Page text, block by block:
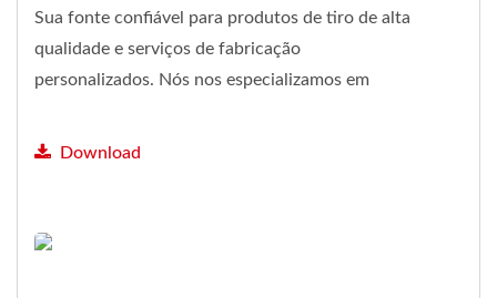
Sua fonte confiável para produtos de tiro de alta
qualidade e serviços de fabricação
personalizados. Nós nos especializamos em
Download